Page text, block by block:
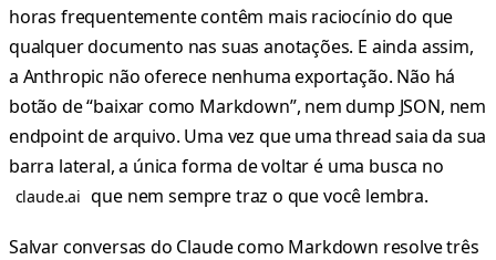
horas frequentemente contêm mais raciocínio do que
qualquer documento nas suas anotações. E ainda assim,
a Anthropic não oferece nenhuma exportação. Não há
botão de “baixar como Markdown”, nem dump JSON, nem
endpoint de arquivo. Uma vez que uma thread saia da sua
barra lateral, a única forma de voltar é uma busca no
claude.ai que nem sempre traz o que você lembra.
Salvar conversas do Claude como Markdown resolve três